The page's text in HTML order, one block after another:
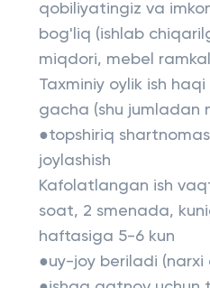
qobiliyatingiz va
bog'liq (ishlab
miqdori, mebel
Taxminiy oylik ish
gacha (shu jumladan
●topshiriq
joylashish
Kafolatlangan ish
soat, 2 smenada,
haftasiga 5-6 kun
●uy-joy beriladi (narxi